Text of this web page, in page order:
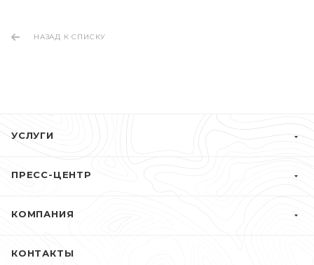
НАЗАД К СПИСКУ
УСЛУГИ
ПРЕСС-ЦЕНТР
КОМПАНИЯ
КОНТАКТЫ